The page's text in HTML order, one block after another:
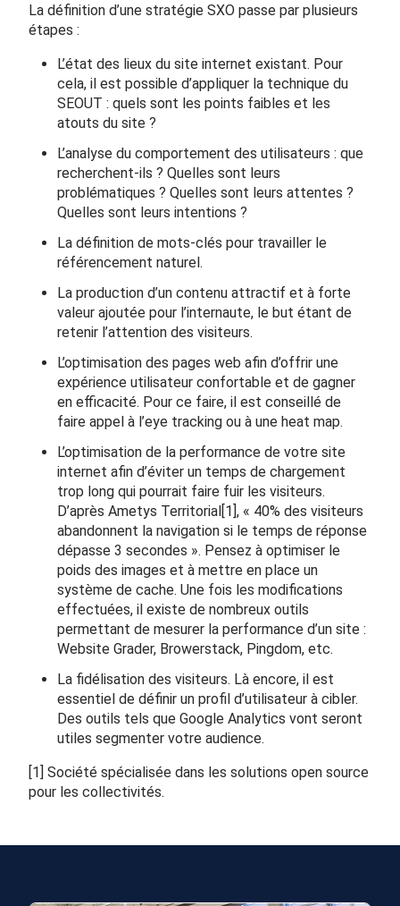
La définition d’une stratégie SXO passe par plusieurs
étapes :
L’état des lieux du site internet existant. Pour
cela, il est possible d’appliquer la technique du
SEOUT : quels sont les points faibles et les
atouts du site ?
L’analyse du comportement des utilisateurs : que
recherchent-ils ? Quelles sont leurs
problématiques ? Quelles sont leurs attentes ?
Quelles sont leurs intentions ?
La définition de mots-clés pour travailler le
référencement naturel.
La production d’un contenu attractif et à forte
valeur ajoutée pour l’internaute, le but étant de
retenir l’attention des visiteurs.
L’optimisation des pages web afin d’offrir une
expérience utilisateur confortable et de gagner
en efficacité. Pour ce faire, il est conseillé de
faire appel à l’eye tracking ou à une heat map.
L’optimisation de la performance de votre site
internet afin d’éviter un temps de chargement
trop long qui pourrait faire fuir les visiteurs.
D’après Ametys Territorial [1] , « 40% des visiteurs
abandonnent la navigation si le temps de réponse
dépasse 3 secondes ». Pensez à optimiser le
poids des images et à mettre en place un
système de cache. Une fois les modifications
effectuées, il existe de nombreux outils
permettant de mesurer la performance d’un site :
Website Grader, Browerstack, Pingdom, etc.
La fidélisation des visiteurs. Là encore, il est
essentiel de définir un profil d’utilisateur à cibler.
Des outils tels que Google Analytics vont seront
utiles segmenter votre audience.
[1] Société spécialisée dans les solutions open source
pour les collectivités.